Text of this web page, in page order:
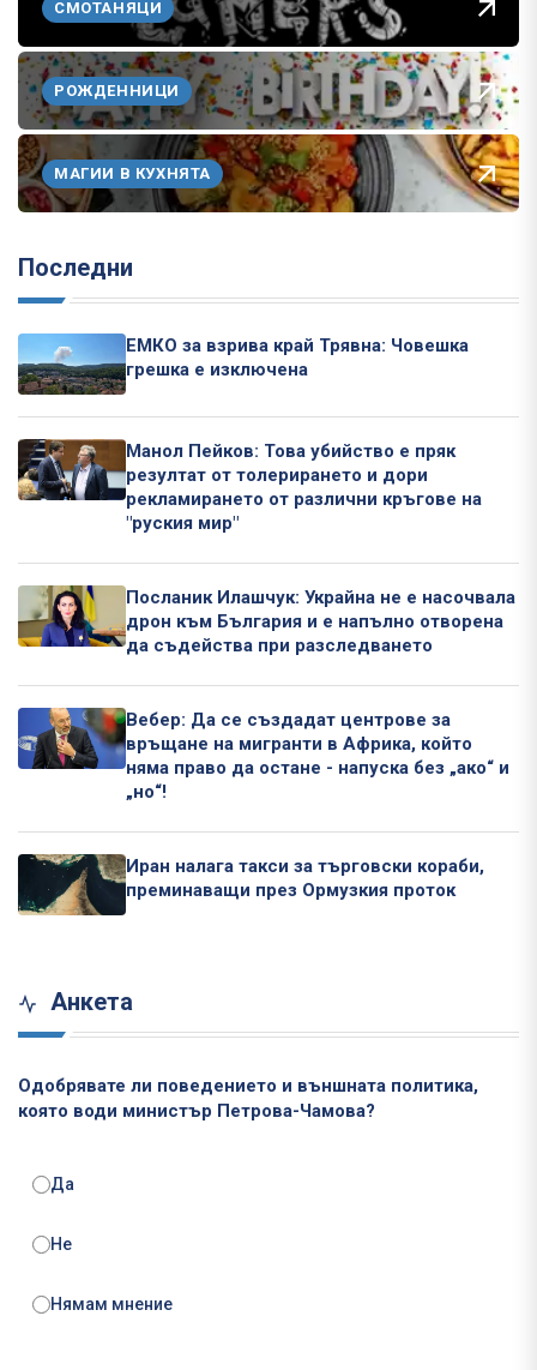
СМОТАНЯЦИ
РОЖДЕННИЦИ
МАГИИ В КУХНЯТА
Последни
ЕМКО за взрива край Трявна: Човешка
грешка е изключена
Манол Пейков: Това убийство е пряк
резултат от толерирането и дори
рекламирането от различни кръгове на
"руския мир"
Посланик Илашчук: Украйна не е насочвала
дрон към България и е напълно отворена
да съдейства при разследването
Вебер: Да се създадат центрове за
връщане на мигранти в Африка, който
няма право да остане - напуска без „ако“ и
„но“!
Иран налага такси за търговски кораби,
преминаващи през Ормузкия проток
Анкета
Одобрявате ли поведението и външната политика,
която води министър Петрова-Чамова?
Да
Не
Нямам мнение